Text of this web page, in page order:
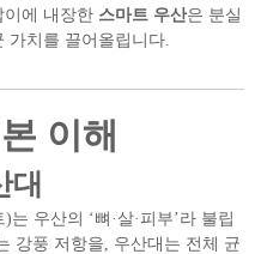
이에 내장한 스마트 우산은 분실
가치를 끌어올립니다.
이해
대
우산의 ‘뼈·살·피부’라 불립
강풍 저항을, 우산대는 전체 균